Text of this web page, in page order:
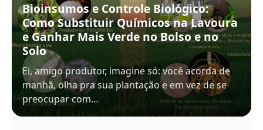
Bioinsumos e Controle Biológico:
Como Substituir Químicos na Lavoura
e Ganhar Mais Verde no Bolso e no
Solo
Ei, amigo produtor, imagine só: você acorda de
manhã, olha pra sua plantação e em vez de se
preocupar com…